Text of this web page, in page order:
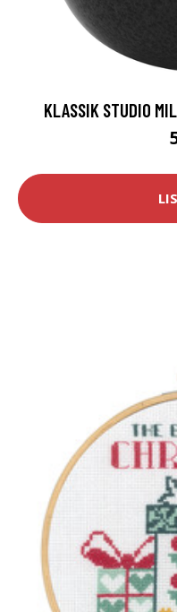
KLASSIK STUDIO